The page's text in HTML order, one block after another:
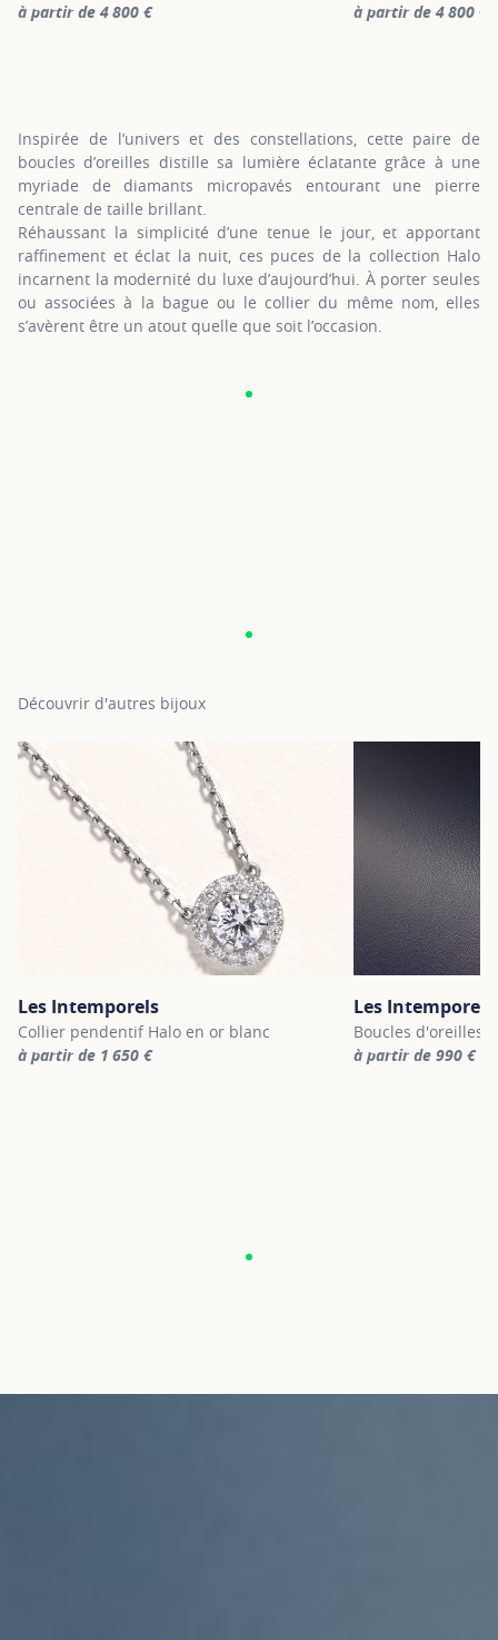
à partir de 4 800 €
à partir de 4 800 €
Inspirée de l’univers et des constellations, cette paire de
boucles d’oreilles distille sa lumière éclatante grâce à une
myriade de diamants micropavés entourant une pierre
centrale de taille brillant.
Réhaussant la simplicité d’une tenue le jour, et apportant
raffinement et éclat la nuit, ces puces de la collection Halo
incarnent la modernité du luxe d’aujourd’hui. À porter seules
ou associées à la bague ou le collier du même nom, elles
s’avèrent être un atout quelle que soit l’occasion.
Découvrir d'autres bijoux
Les Intemporels
Collier pendentif Halo en or blanc
à partir de 1 650 €
Les Intemporels
Boucles d'oreilles
à partir de 990 €